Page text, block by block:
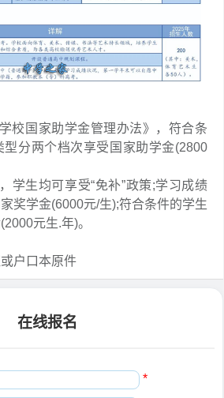
校国家助学金管理办法》，符合条
分两个档次享受国家助学金(2800
学生均可享受“免补”政策;学习成绩
奖学金(6000元/生);符合条件的学生
元生.年)。
户口本原件
在线报名
*